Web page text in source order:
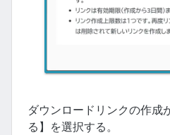
ダウンロードリンクの作成
る】を選択する。